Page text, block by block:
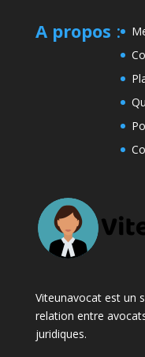
A propos :
Viteunavocat est un
relation entre
juridiques.